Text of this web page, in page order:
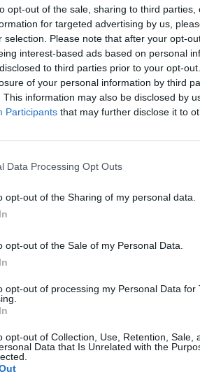
opt-out of the sale, sharing to third
for targeted advertising by us,
selection. Please note that after your opt-
interest-based ads based on personal
to third parties prior to your opt-
of your personal information by third
This information may also be disclosed by
Participants that may further disclose it to
Data Processing Opt Outs
opt-out of the Sharing of my personal data.
opt-out of the Sale of my Personal Data.
opt-out of processing my Personal Data for
opt-out of Collection, Use, Retention, Sale,
Data that Is Unrelated with the
testi delle canzoni di Lucio
Entertainment Italy S.p.a.,
testi in questione nei libretti
dei cd intitolati “Le
e Mogol” e “Le avventure di
2”, senza autorizzazione
Azzurra S.r.l., società
economica delle opere
Si tratta di ben 76 testi di
da “I giardini di marzo” a “Il mio
Sony di ritirare dal commercio
a risarcire il danno. “Il
– ha dichiarato che,
letterario delle canzoni di
alcuna autorizzazione, la
Italy S.p.a. ha violato i diritti
economica”. WEB NEL MIRINO
Tribunale di Milano
importante per i casi di
testi delle canzoni, amplificati
Rudy Giuliani a
americana